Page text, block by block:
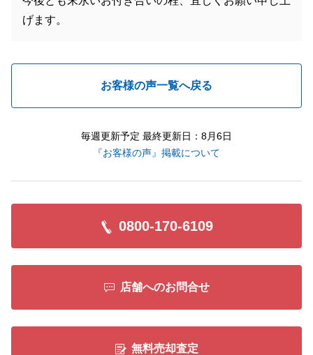
げます。
お客様の声一覧へ戻る
毎週更新予定 最終更新日：8月6日
『お客様の声』掲載について
0800-170-6109
店舗へのお問合せ
無料売却査定